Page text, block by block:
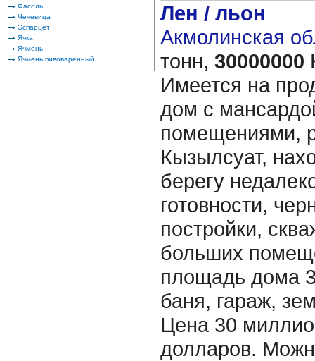
Фасоль
Чечевица
Эспарцет
Ячка
Ячмень
Ячмень пивоваренный
Лен / льон
Акмолинская
тонн, 30000000
Имеется на
дом с
помещениями,
Кызылсуат,
берегу
готовности,
постройки,
больших
площадь дома
баня, гараж,
Цена 30
долларов.